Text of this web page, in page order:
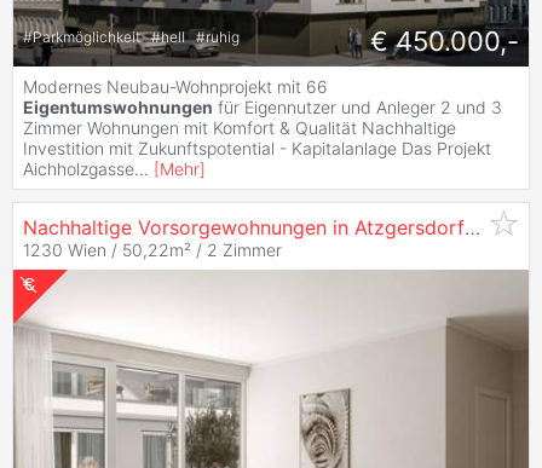
#Parkmöglichkeit #hell #ruhig € 450.000,-
Modernes Neubau-Wohnprojekt mit 66
Eigentumswohnungen für Eigennutzer und Anleger 2 und 3
Zimmer Wohnungen mit Komfort & Qualität Nachhaltige
Investition mit Zukunftspotential - Kapitalanlage Das Projekt
Aichholzgasse... [Mehr]
Nachhaltige Vorsorgewohnungen in Atzgersdorfkaufen
1230 Wien / 50,22m² / 2 Zimmer